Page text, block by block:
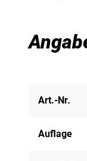
Art.-Nr.
Auflage